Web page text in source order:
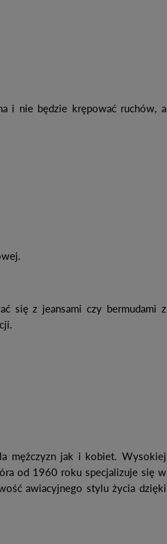
i nie będzie krępować ruchów, a
się z jeansami czy bermudami z
mężczyzn jak i kobiet. Wysokiej
od 1960 roku specjalizuje się w
awiacyjnego stylu życia dzięki